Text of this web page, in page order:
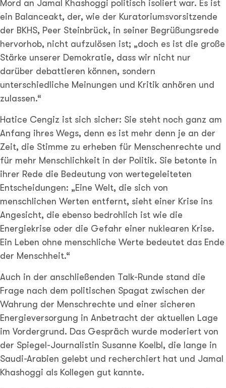
Mord an Jamal Khashoggi politisch isoliert war. Es ist
ein Balanceakt, der, wie der Kuratoriumsvorsitzende
der BKHS, Peer Steinbrück, in seiner Begrüßungsrede
hervorhob, nicht aufzulösen ist; „doch es ist die große
Stärke unserer Demokratie, dass wir nicht nur
darüber debattieren können, sondern
unterschiedliche Meinungen und Kritik anhören und
zulassen.“
Hatice Cengiz ist sich sicher: Sie steht noch ganz am
Anfang ihres Wegs, denn es ist mehr denn je an der
Zeit, die Stimme zu erheben für Menschenrechte und
für mehr Menschlichkeit in der Politik. Sie betonte in
ihrer Rede die Bedeutung von wertegeleiteten
Entscheidungen: „Eine Welt, die sich von
menschlichen Werten entfernt, sieht einer Krise ins
Angesicht, die ebenso bedrohlich ist wie die
Energiekrise oder die Gefahr einer nuklearen Krise.
Ein Leben ohne menschliche Werte bedeutet das Ende
der Menschheit.“
Auch in der anschließenden Talk-Runde stand die
Frage nach dem politischen Spagat zwischen der
Wahrung der Menschrechte und einer sicheren
Energieversorgung in Anbetracht der aktuellen Lage
im Vordergrund. Das Gespräch wurde moderiert von
der Spiegel-Journalistin Susanne Koelbl, die lange in
Saudi-Arabien gelebt und recherchiert hat und Jamal
Khashoggi als Kollegen gut kannte.